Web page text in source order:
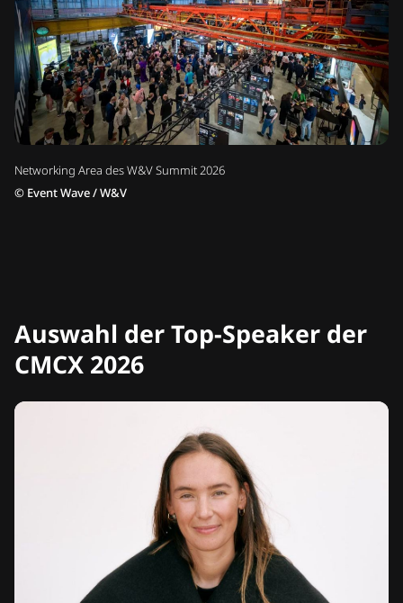
Networking Area des W&V Summit 2026
© Event Wave / W&V
Auswahl der Top-Speaker der
CMCX 2026